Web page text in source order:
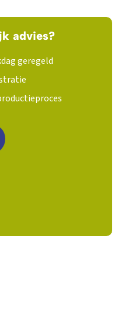
advies?
geregeld